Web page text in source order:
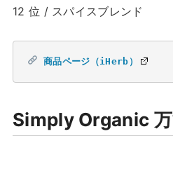
12 位 / スパイスブレンド
商品ページ（iHerb）
Simply Organic